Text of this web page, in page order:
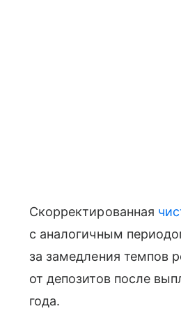
Скорректированная
с аналогичным
за замедления темпов
от депозитов после
года.